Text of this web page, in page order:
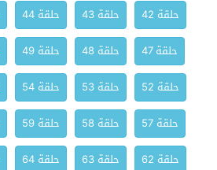
حلقة 42
حلقة 43 حلقة 44
حلقة 47
حلقة 48 حلقة 49
حلقة 52
حلقة 53 حلقة 54
حلقة 57
حلقة 58 حلقة 59
حلقة 62
حلقة 63 حلقة 64